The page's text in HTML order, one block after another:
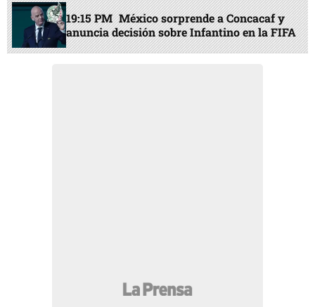
19:15 PM México sorprende a Concacaf y
anuncia decisión sobre Infantino en la FIFA